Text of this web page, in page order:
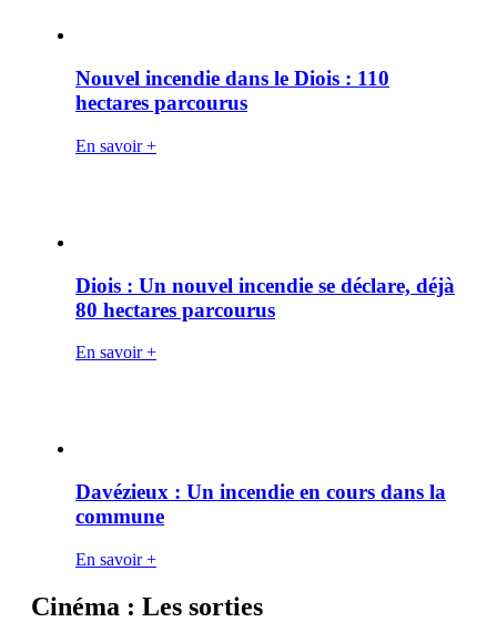
Nouvel incendie dans le Diois : 110
hectares parcourus
En savoir +
Diois : Un nouvel incendie se déclare, déjà
80 hectares parcourus
En savoir +
Davézieux : Un incendie en cours dans la
commune
En savoir +
Cinéma : Les sorties